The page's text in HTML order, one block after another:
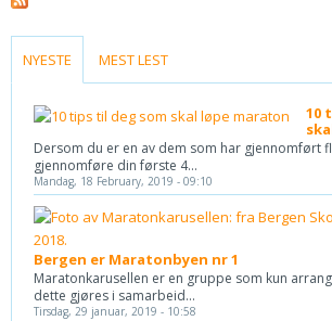
NYESTE (ACTIVE TAB)
MEST LEST
10
Dersom du er en av dem som har gjennomført
gjennomføre din første 4...
Mandag, 18 February, 2019 - 09:10
Bergen er Maratonbyen nr 1
Maratonkarusellen er en gruppe som kun
dette gjøres i samarbeid...
Tirsdag, 29 januar, 2019 - 10:58